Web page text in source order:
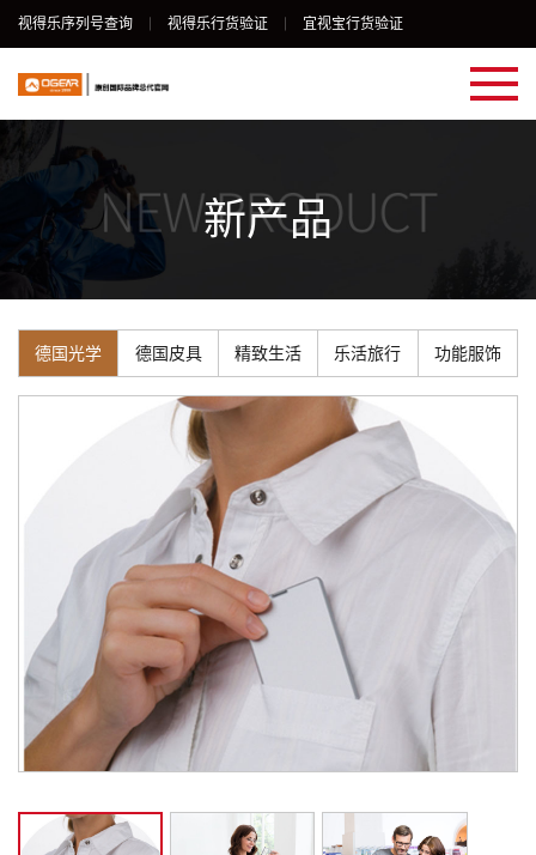
视得乐序列号查询 视得乐行货验证 宜视宝行货验证
新产品
德国光学 德国皮具 精致生活 乐活旅行 功能服饰